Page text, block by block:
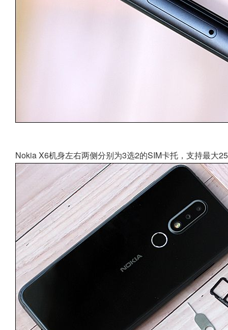
Nokia X6机身左右两侧分别为3选2的SIM卡托，支持最大